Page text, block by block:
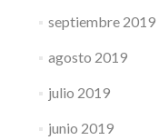
septiembre 2019
agosto 2019
julio 2019
junio 2019